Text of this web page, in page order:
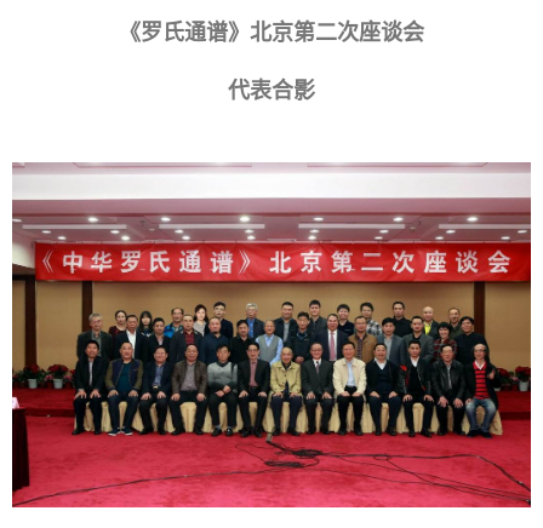
《罗氏通谱》北京第二次座谈会
代表合影